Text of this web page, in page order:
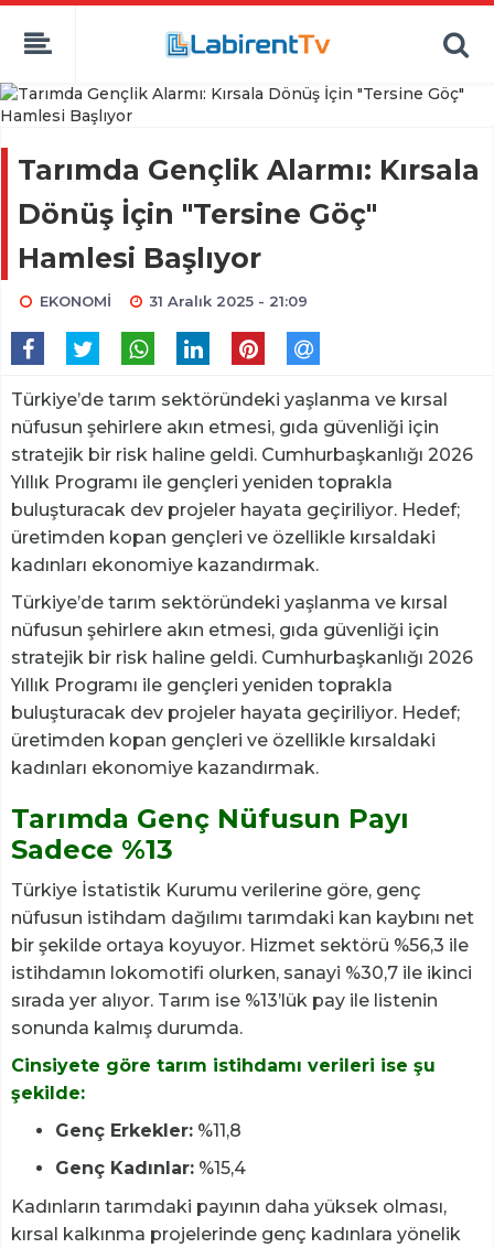
Tarımda Gençlik Alarmı: Kırsala
Dönüş İçin "Tersine Göç"
Hamlesi Başlıyor
EKONOMİ 31 Aralık 2025 - 21:09
Türkiye’de tarım sektöründeki yaşlanma ve kırsal
nüfusun şehirlere akın etmesi, gıda güvenliği için
stratejik bir risk haline geldi. Cumhurbaşkanlığı 2026
Yıllık Programı ile gençleri yeniden toprakla
buluşturacak dev projeler hayata geçiriliyor. Hedef;
üretimden kopan gençleri ve özellikle kırsaldaki
kadınları ekonomiye kazandırmak.
Türkiye’de tarım sektöründeki yaşlanma ve kırsal
nüfusun şehirlere akın etmesi, gıda güvenliği için
stratejik bir risk haline geldi. Cumhurbaşkanlığı 2026
Yıllık Programı ile gençleri yeniden toprakla
buluşturacak dev projeler hayata geçiriliyor. Hedef;
üretimden kopan gençleri ve özellikle kırsaldaki
kadınları ekonomiye kazandırmak.
Tarımda Genç Nüfusun Payı
Sadece %13
Türkiye İstatistik Kurumu verilerine göre, genç
nüfusun istihdam dağılımı tarımdaki kan kaybını net
bir şekilde ortaya koyuyor. Hizmet sektörü %56,3 ile
istihdamın lokomotifi olurken, sanayi %30,7 ile ikinci
sırada yer alıyor. Tarım ise %13’lük pay ile listenin
sonunda kalmış durumda.
Cinsiyete göre tarım istihdamı verileri ise şu
şekilde:
Genç Erkekler: %11,8
Genç Kadınlar: %15,4
Kadınların tarımdaki payının daha yüksek olması,
kırsal kalkınma projelerinde genç kadınlara yönelik